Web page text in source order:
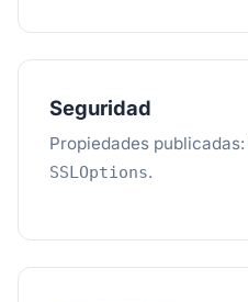
Seguridad
Propiedades publicadas:
SSLOptions.